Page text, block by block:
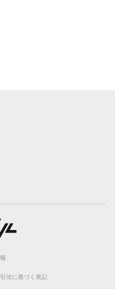
法に基づく表記